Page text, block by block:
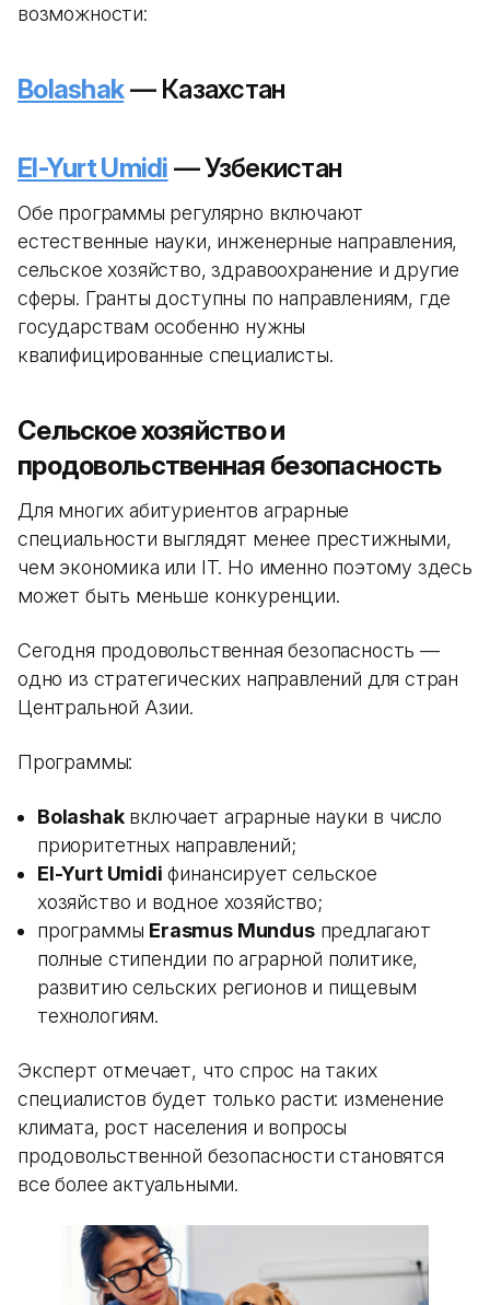
возможности:
Bolashak— Казахстан
El-Yurt Umidi — Узбекистан
Обе программы регулярно включают
естественные науки, инженерные направления,
сельское хозяйство, здравоохранение и другие
сферы. Гранты доступны по направлениям, где
государствам особенно нужны
квалифицированные специалисты.
Сельское хозяйство и
продовольственная безопасность
Для многих абитуриентов аграрные
специальности выглядят менее престижными,
чем экономика или IT. Но именно поэтому здесь
может быть меньше конкуренции.
Сегодня продовольственная безопасность —
одно из стратегических направлений для стран
Центральной Азии.
Программы:
Bolashakвключает аграрные науки в число
приоритетных направлений;
El-Yurt Umidi финансирует сельское
хозяйство и водное хозяйство;
программы Erasmus Mundusпредлагают
полные стипендии по аграрной политике,
развитию сельских регионов и пищевым
технологиям.
Эксперт отмечает, что спрос на таких
специалистов будет только расти: изменение
климата, рост населения и вопросы
продовольственной безопасности становятся
все более актуальными.